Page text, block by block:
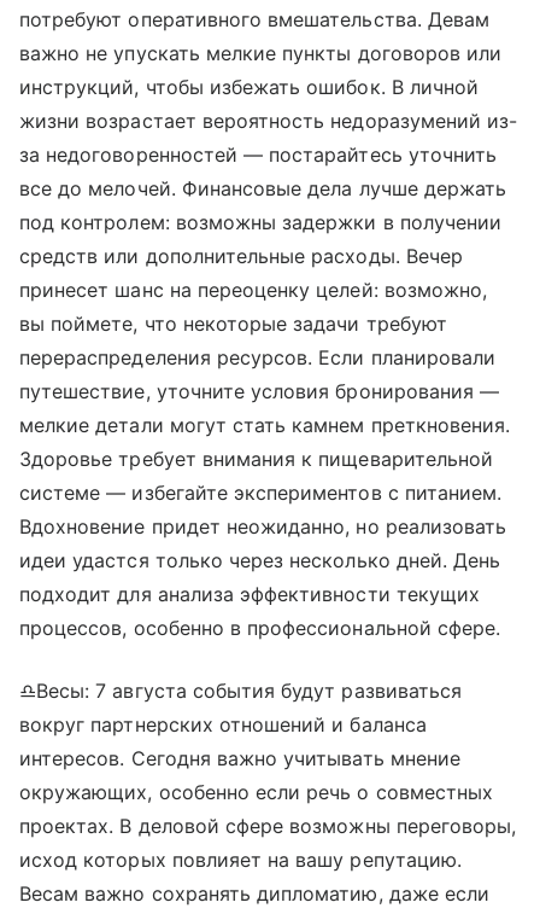
потребуют оперативного вмешательства. Девам
важно не упускать мелкие пункты договоров или
инструкций, чтобы избежать ошибок. В личной
жизни возрастает вероятность недоразумений из-
за недоговоренностей — постарайтесь уточнить
все до мелочей. Финансовые дела лучше держать
под контролем: возможны задержки в получении
средств или дополнительные расходы. Вечер
принесет шанс на переоценку целей: возможно,
вы поймете, что некоторые задачи требуют
перераспределения ресурсов. Если планировали
путешествие, уточните условия бронирования —
мелкие детали могут стать камнем преткновения.
Здоровье требует внимания к пищеварительной
системе — избегайте экспериментов с питанием.
Вдохновение придет неожиданно, но реализовать
идеи удастся только через несколько дней. День
подходит для анализа эффективности текущих
процессов, особенно в профессиональной сфере.
♎Весы: 7 августа события будут развиваться
вокруг партнерских отношений и баланса
интересов. Сегодня важно учитывать мнение
окружающих, особенно если речь о совместных
проектах. В деловой сфере возможны переговоры,
исход которых повлияет на вашу репутацию.
Весам важно сохранять дипломатию, даже если